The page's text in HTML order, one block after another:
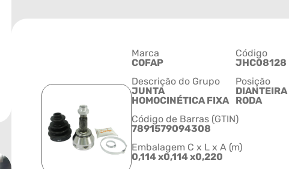
Marca
COFAP
Código
JHC08128
Descrição do Grupo
JUNTA
HOMOCINÉTICA FIXA
Posição
RODA
Código de Barras (GTIN)
7891579094308
Embalagem C x L x A (m)
0,114 x0,114 x0,220